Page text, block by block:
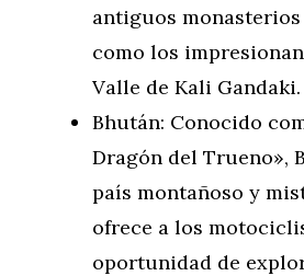
antiguos
como los
Valle de Kali Gandaki.
Bhután: Conocido
Dragón del Trueno»,
país montañoso y
ofrece a los
oportunidad de